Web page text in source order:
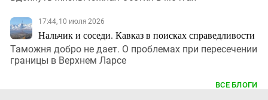
17:44, 10 июля 2026
Нальчик и соседи. Кавказ в поисках справедливости
Таможня добро не дает. О проблемах при пересечении
границы в Верхнем Ларсе
ВСЕ БЛОГИ